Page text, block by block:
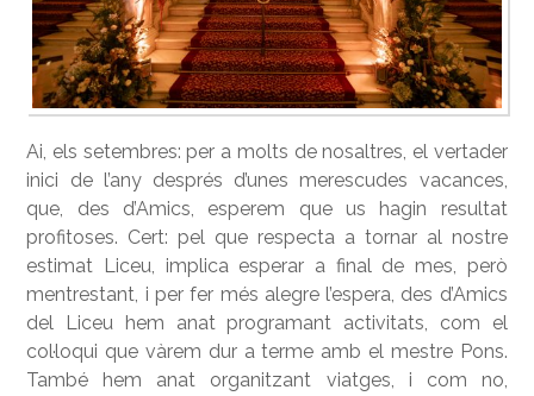
Ai, els setembres: per a molts de nosaltres, el vertader
inici de l’any després d’unes merescudes vacances,
que, des d’Amics, esperem que us hagin resultat
profitoses. Cert: pel que respecta a tornar al nostre
estimat Liceu, implica esperar a final de mes, però
mentrestant, i per fer més alegre l’espera, des d’Amics
del Liceu hem anat programant activitats, com el
col·loqui que vàrem dur a terme amb el mestre Pons.
També hem anat organitzant viatges, i com no,